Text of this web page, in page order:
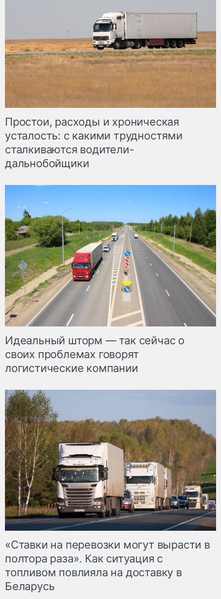
Простои, расходы и хроническая
усталость: с какими трудностями
сталкиваются водители-
дальнобойщики
Идеальный шторм — так сейчас о
своих проблемах говорят
логистические компании
«Ставки на перевозки могут вырасти в
полтора раза». Как ситуация с
топливом повлияла на доставку в
Беларусь